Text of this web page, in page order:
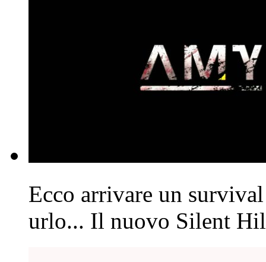
Ecco arrivare un
urlo... Il nuovo Silent